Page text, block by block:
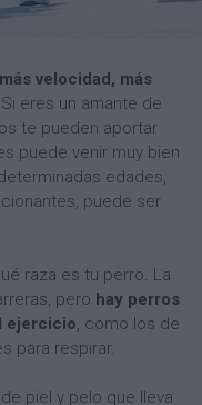
velocidad, más
eres un amante de
te pueden aportar
puede venir muy bien
edades,
puede ser
raza es tu perro. La
pero hay perros
ejercicio, como los de
para respirar.
piel y pelo que lleva